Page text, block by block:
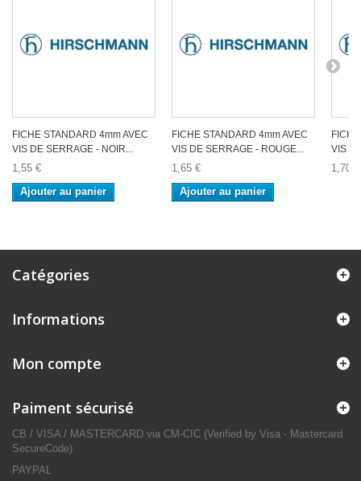
FICHE STANDARD 4mm AVEC
VIS DE SERRAGE - NOIR...
1,55 €
Ajouter au panier
FICHE STANDARD 4mm AVEC
VIS DE SERRAGE - ROUGE...
1,65 €
Ajouter au panier
VIS
1,70 €
Catégories
Informations
Mon compte
Paiment sécurisé
CB / VISA / MASTERCARD via CM-CIC (Verified by Visa - Mastercard
SecureCode)
PAYPAL